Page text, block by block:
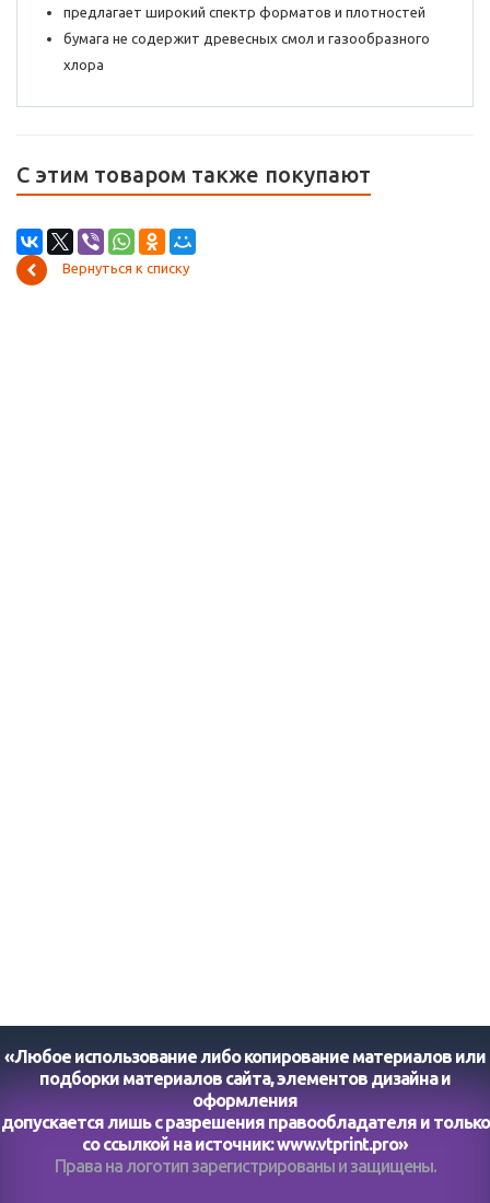
предлагает широкий спектр форматов и плотностей
бумага не содержит древесных смол и газообразного
хлора
C этим товаром также покупают
Вернуться к списку
«Любое использование либо копирование материалов или
подборки материалов сайта, элементов дизайна и
оформления
допускается лишь с разрешения правообладателя и только
со ссылкой на источник:www.vtprint.pro»
Права на логотип зарегистрированы и защищены.